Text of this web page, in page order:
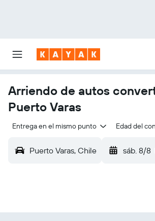
Arriendo de autos
Puerto Varas
Entrega en el mismo punto Edad del
Puerto Varas, Chile sáb. 8/8